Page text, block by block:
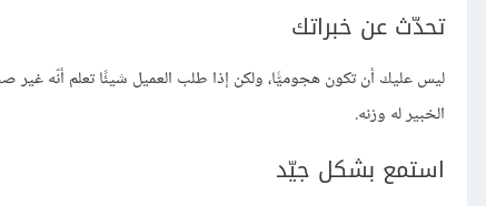
تحدّث عن خبراتك
ليس عليك أن تكون هجوميًّا، ولكن إذا طلب العميل شيئًا تعلم أنّه غير
الخبير له وزنه.
استمع بشكل جيّد